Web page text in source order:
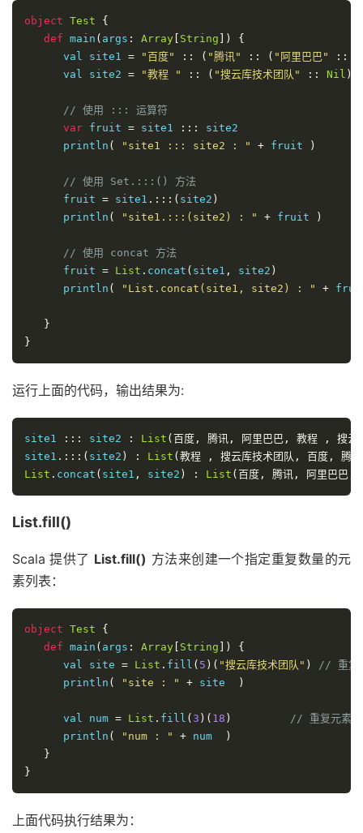
object Test
{
def main ( args : Array String ])
{
      val site1
= "百度" :: ( "腾讯" :: ( "阿里巴巴" ::
      val site2
= "教程 " :: ( "搜云库技术团队" :: Nil )
// 使用 ::: 运算符
var fruit = site1 :::
site2
      println
( "site1 ::: site2 : " + fruit )
// 使用 Set.:::() 方法
      fruit
= site1 .:::( site2 )
      println
( "site1.:::(site2) : " + fruit )
// 使用 concat 方法
      fruit
= List . concat ( site1 , site2 )
      println
( "List.concat(site1, site2) : " +
}
}
运行上面的代码，输出结果为:
site1 ::: site2 : List (百度, 腾讯, 阿里巴巴, 教程 ,
搜云
site1 .:::( site2 ) : List (教程 , 搜云库技术团队, 百度,
腾
List . concat ( site1 , site2 ) : List (百度, 腾讯, 阿里巴巴,
List.fill()
Scala 提供了 List.fill() 方法来创建一个指定重复数量的元
素列表：
object Test
{
def main ( args : Array String ])
{
      val site
= List . fill ( 5 )( "搜云库技术团队" )
// 重复
      println
( "site : " + site )
      val num
= List . fill ( 3 )( 18 )
// 重复元素
      println
( "num : " + num
)
}
}
上面代码执行结果为：